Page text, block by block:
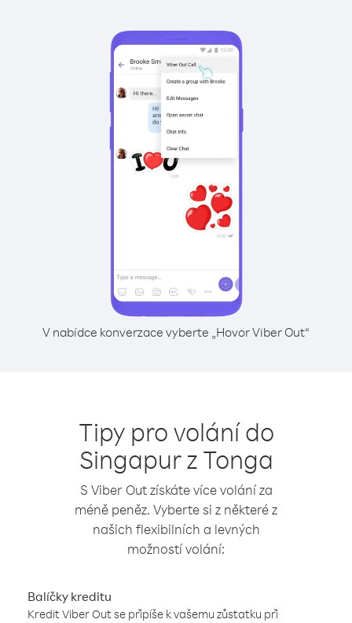
V nabídce konverzace vyberte „Hovor Viber Out“
Tipy pro volání do
Singapur z Tonga
S Viber Out získáte více volání za
méně peněz. Vyberte si z některé z
našich flexibilních a levných
možností volání:
Balíčky kreditu
Kredit Viber Out se připíše k vašemu zůstatku při